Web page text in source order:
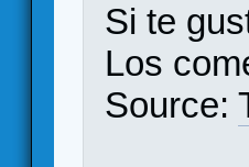
Si te
Los
Source: